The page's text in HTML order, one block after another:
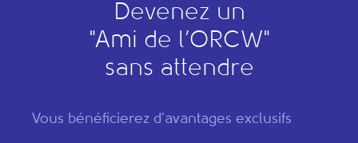
Devenez un
"Ami de l’ORCW"
sans attendre
Vous bénéficierez d'avantages exclusifs